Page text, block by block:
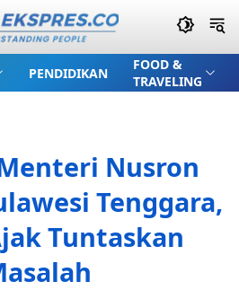
PENDIDIKAN
FOOD &
TRAVELING
Nusron
Tenggara,
Tuntaskan